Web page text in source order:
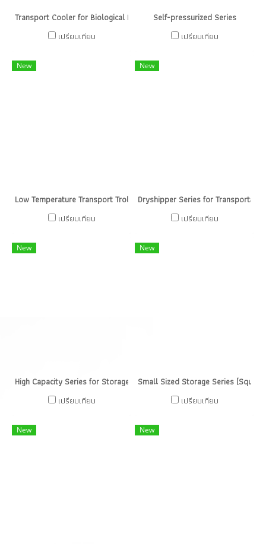
Transport Cooler for Biological Products（Active Cooling）
เปรียบเทียบ
Self-pressurized Series
เปรียบเทียบ
New
Low Temperature Transport Trolley
เปรียบเทียบ
New
Dryshipper Series for
เปรียบเทียบ
New
High Capacity Series for Storage or Transport (Round Canisters)
เปรียบเทียบ
New
Small Sized Storage Series (Square
เปรียบเทียบ
New New